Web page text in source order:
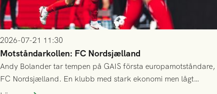
2026-07-21 11:30
Motståndarkollen: FC Nordsjælland
Andy Bolander tar tempen på GAIS första europamotståndare,
FC Nordsjælland. En klubb med stark ekonomi men lågt
publiksnitt, ett lag med både kollektiv styrka och individuell